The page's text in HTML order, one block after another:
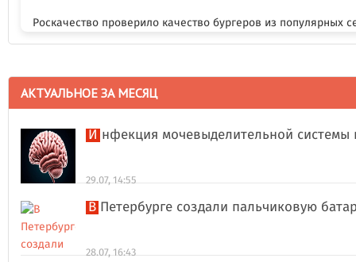
Роскачество проверило качество бургеров из популярных
АКТУАЛЬНОЕ ЗА МЕСЯЦ
Инфекция мочевыделительной
29.07, 14:55
В Петербурге создали пальчиковую
28.07, 16:43